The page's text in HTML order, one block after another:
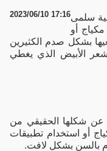
2023/06/10 17:16سلمى
أو
بشكل صدم الكثيرين
الأبيض الذي يغطي
شكلها الحقيقي من
أو استخدام تطبيقات
بالسن بشكل لافت.